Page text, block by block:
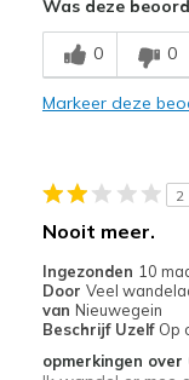
Breathe Well
Comfortable
View On Shoes
Was deze
0 0
Markeer deze
2
Nooit meer.
Ingezonden 10
Door Veel
van Nieuwegein
Beschrijf Uzelf Op
opmerkingen